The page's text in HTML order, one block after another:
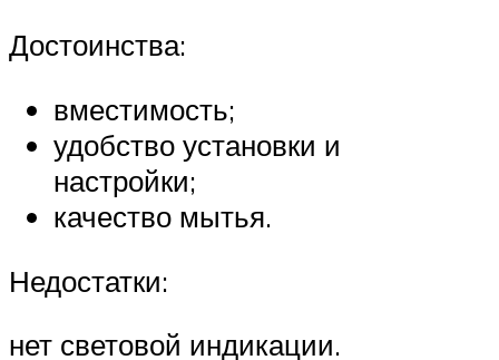
Достоинства:
вместимость;
удобство установки и
настройки;
качество мытья.
Недостатки:
нет световой индикации.